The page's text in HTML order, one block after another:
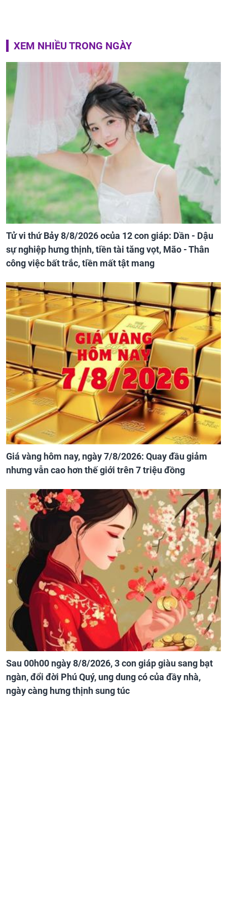
XEM NHIỀU TRONG NGÀY
Tử vi thứ Bảy 8/8/2026 ocủa 12 con giáp: Dần - Dậu
sự nghiệp hưng thịnh, tiền tài tăng vọt, Mão - Thân
công việc bất trắc, tiền mất tật mang
Giá vàng hôm nay, ngày 7/8/2026: Quay đầu giảm
nhưng vẫn cao hơn thế giới trên 7 triệu đồng
Sau 00h00 ngày 8/8/2026, 3 con giáp giàu sang bạt
ngàn, đổi đời Phú Quý, ung dung có của đầy nhà,
ngày càng hưng thịnh sung túc